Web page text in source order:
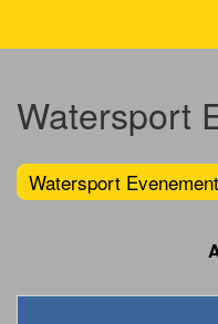
Watersport
Watersport